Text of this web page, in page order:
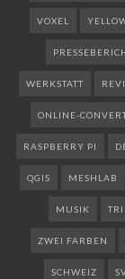
VOXEL
WERKSTATT
ONLINE-
RASPBERRY PI
QGIS MESHLAB
MUSIK
ZWEI FARBEN
SCHWEIZ